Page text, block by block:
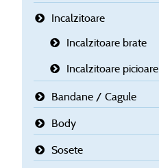
Incalzitoare
Incalzitoare brate
Incalzitoare picioare
Bandane / Cagule
Body
Sosete